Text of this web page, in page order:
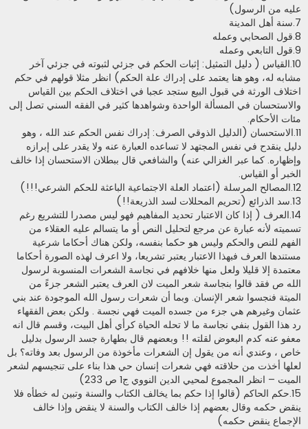
عليه من الرسول)
7.سنة أهل المدينة
8.قول الصحابي وعمله
9.قول التابعي وعمله
10.القياس ( دليل التمثيل: إثبات الحكم في جزئي لثبوته في جزئي آخر
مشابه له، وهو هنا يعتمد على إدراك علة الحكم) انظر مثلا قولهم في حكم
اختلاف الورثة في قبول البيع ستجد عجبا في اختلاف الحكم بين القياس
والاستحسان في المسألة الواحدة وشواهدها كثير في الفقه السني تصل إلى
مئات الأحكام.
11.الاستحسان (الدليل الذوقي الصرف: إدراك نفس الحكم عند الله ، وهو
دليل ينقدح في نفس المجتهد لا تساعده العبارة عنه ولا يقدر على إبرازه
وإظهاره. كما عبر الغزالي عنه) والشافعي قال ببطلان الاستحسان إذا خالف
الخبر أو القياس.
12.المصالح المرسلة (اعتماد العلة الاجتماعية الباعثة للحكم الشرعي!!!)
13.سد الذرائع (تحريم المحللات لسد الذريعة!!)
14.العرف ( إذا كان الاعتبار تحديد المفاهيم فهو ليس مصدرا للتشريع رغم
تسميته لأنه عبارة عن مرجع لتحليل النص أو ما يتسالم عليه العقلاء من
الفهم للنص والحكم وليس هو حكما بنفسه، ولكن هناك أحكاما شرعية
مستندها العرف فبهذا الاعتبار يعتبر تشريعا، ولا اعرف لهذه الصورة أحكاما
معتمدة إلا قليلا ولعل منها خلافهم في نجاسة الشعرات المنسوبة لرسول
الله ص فقد قالوا بنجاسة شعر الميت لان العرف يعتبر الشعر جزءً من
الميتة فنجسوا شعر الإنسان. وبما أن شعرات رسول الله الموجودة عند بني
عثمان وغيرهم هي جزء من جسده الميت فهي نجسة . ولكن بعض الفقهاء
رد هذا القول بنفي نجاسة ما لا تحله الحياة كرأي أهل البيت، وقسم قال انه
معفو عنه كدم البعوض لقلته !! وبعضهم قال بطهارة جسد الرسول بدليل
خاص ، وعندي أنه من يقول إن الشعرات مأخوذة من الرسول بعد وفاته؟ بل
لعلها أخذت من حلاقته فهي شعرات إنسان حي هذا بناء على تنجيسهم لشعر
الميت – انظر المجموع لمحيي الدين النووي ج1 ص 233)
15.حكم الحاكم (قالوا إذا حكم بما يخالف الكتاب والسنة وتبين له خطأه فلا
ينقض حكمه وقال بعضهم إذا خالف الكتاب والسنة لا ينقض وإذا خالف
الإجماع ينقض حكمه)